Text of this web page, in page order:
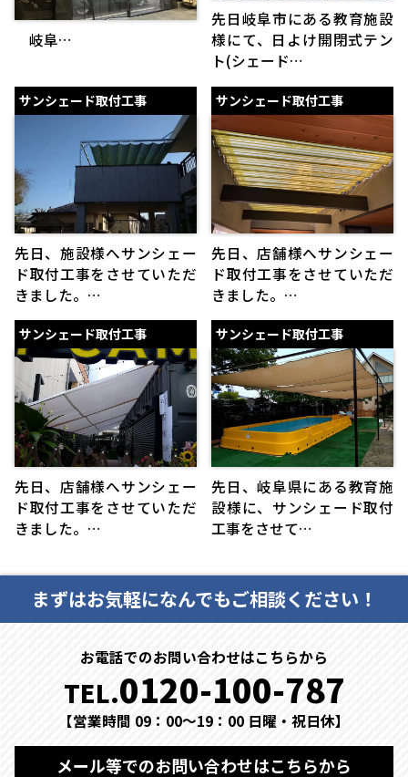
岐阜…
先日岐阜市にある教育施設
様にて、日よけ開閉式テン
ト(シェード…
サンシェード取付工事
先日、施設様へサンシェー
ド取付工事をさせていただ
きました。…
サンシェード取付工事
先日、店舗様へサンシェー
ド取付工事をさせていただ
きました。…
サンシェード取付工事
先日、店舗様へサンシェー
ド取付工事をさせていただ
きました。…
サンシェード取付工事
先日、岐阜県にある教育施
設様に、サンシェード取付
工事をさせて…
まずはお気軽になんでもご相談ください！
お電話でのお問い合わせはこちらから
TEL.0120-100-787
【営業時間 09：00～19：00 日曜・祝日休】
メール等でのお問い合わせはこちらから